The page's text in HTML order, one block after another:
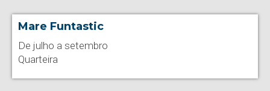
Mare Funtastic
De julho a setembro
Quarteira